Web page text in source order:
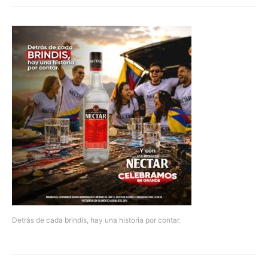
Detrás de cada brindis, hay una historia por contar.